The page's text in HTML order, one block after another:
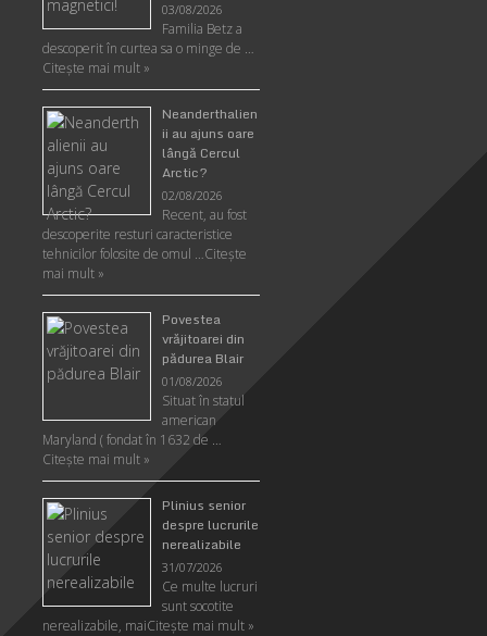
03/08/2026
Familia Betz a
descoperit în curtea sa o minge de …
Citeşte mai mult »
Neanderthalien
ii au ajuns oare
lângă Cercul
Arctic?
02/08/2026
Recent, au fost
descoperite resturi caracteristice
tehnicilor folosite de omul …Citeşte
mai mult »
Povestea
vrăjitoarei din
pădurea Blair
01/08/2026
Situat în statul
american
Maryland ( fondat în 1632 de …
Citeşte mai mult »
Plinius senior
despre lucrurile
nerealizabile
31/07/2026
Ce multe lucruri
sunt socotite
nerealizabile, maiCiteşte mai mult »